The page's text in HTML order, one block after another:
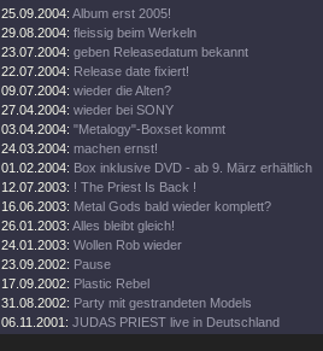
25.09.2004: Album erst 2005!
29.08.2004: fleissig beim Werkeln
23.07.2004: geben Releasedatum bekannt
22.07.2004: Release date fixiert!
09.07.2004: wieder die Alten?
27.04.2004: wieder bei SONY
03.04.2004: "Metalogy"-Boxset kommt
24.03.2004: machen ernst!
01.02.2004: Box inklusive DVD - ab 9. März erhältlich
12.07.2003: ! The Priest Is Back !
16.06.2003: Metal Gods bald wieder komplett?
26.01.2003: Alles bleibt gleich!
24.01.2003: Wollen Rob wieder
23.09.2002: Pause
17.09.2002: Plastic Rebel
31.08.2002: Party mit gestrandeten Models
06.11.2001: JUDAS PRIEST live in Deutschland